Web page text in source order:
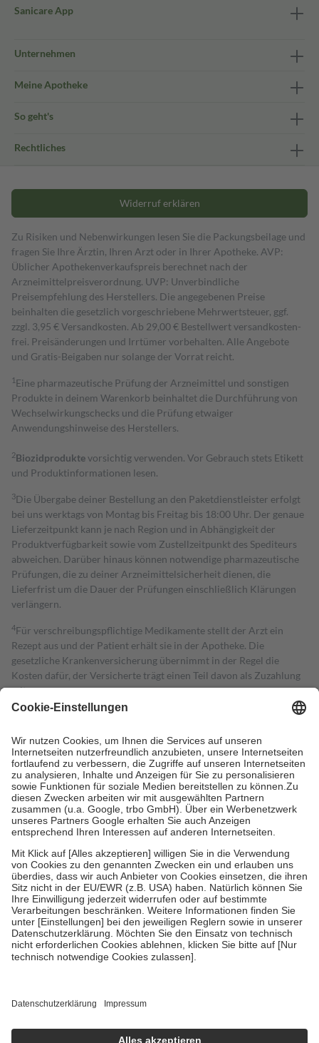
Sanicare App
Unternehmen
Meine Apotheke
So geht's
Rechtliches
Widerruf erklären
Zu Risiken und Nebenwirkungen lesen Sie die Packungsbeilage und
fragen Sie Ihre Ärztin, Ihren Arzt oder in Ihrer Apotheke. AVP:
Üblicher Apothekenverkaufspreis berechnet nach der
Arzneimittelpreisverordnung. UVP: Unverbindliche
Preisempfehlung des Herstellers. Die angegebenen Preise
beinhalten die gesetzlich vorgeschriebene Mehrwertsteuer, ggf.
zzgl. 3,95 € Versandkosten. Ab 29,00 € Bestell­wert versand­kosten­
frei. Preisänderungen und Irrtümer vorbehalten. Alle Angebote
und Gratis-Beigaben nur solange der Vorrat reicht.
1 Eine pharmazeutische Prüfung der Arzneimittel und sonstigen
Produkte in deinem Warenkorb beinhaltet die Durchführung von
Wechselwirkungschecks und die Prüfung etwaiger
Anwendungshinweise des Herstellers.
2Biozidproduktevorsichtig verwenden. Vor Gebrauch stets Etikett
und Produktinformationen lesen.
3Die Übergabe deiner Bestellung an den Paketdienstleister erfolgt
bei uns werktags von Montag bis Freitag bis 18:00 Uhr. Der genaue
Lieferzeitpunkt kann je nach Region und in Abhängigkeit der
Produktverfügbarkeit sowie vom Zustellzeitpunkt des Spediteurs
abweichen. Darüber hinaus können notwendige pharmazeutische
Prüfungen, die zu deiner Arzneimittelsicherheit dienen, die
Lieferfrist um die Dauer der Prüfungen einschließlich Klärungen
verlängern.
4Für verschreibungspflichtige Medikamente stellt der Arzt ein
Rezept aus und der Patient erhält sie in der Apotheke. Die
gesetzliche Krankenversicherung übernimmt in der Regel die
Kosten dafür, der Versicherte trägt einen Teil davon als Zuzahlung
mit.
Grundsätzlich leisten Mitglieder Zuzahlungen in Höhe von zehn
höchstens zehn Euro.
Es sind jedoch nie mehr als die tatsächlichen
Kosten der Leistung zu entrichten.
Diese Regeln gelten grundsätzlich auch für Online-Apotheken.
Bei Heilmitteln und häuslicher Krankenpflege beträgt die
Zuzahlung zehn Prozent der Kosten sowie zehn Euro je
Verordnung.
Um das Engagement der Versicherten für ihre eigene Gesundheit zu
stärken und die besondere Stellung der Familie zu unterstützen,
fallenkeine Zuzahlungenan bei:
• Kindern und Jugendlichen bis zum vollendeten 18. Lebensjahr
mit Ausnahme der Fahrkosten
• Untersuchungen zur Vorsorge und Früherkennung, die von der
GKV getragen werden
• empfohlenen Schutzimpfungen
• Harn- und Blutteststreifen
getroffen, um sicherzustellen, dass es sich um echte Bewertungen
https://help.etrusted.com/hc/de/articles/4419944605341